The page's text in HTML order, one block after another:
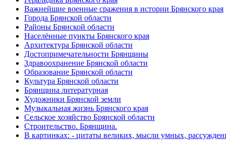
Важнейшие военные сражения в истории Брянского края
Города Брянской области
Районы Брянской области
Населённые пункты Брянского края
Архитектура Брянской области
Достопримечательности Брянщины
Здравоохранение Брянской области
Образование Брянской области
Культура Брянской области
Брянщина литературная
Художники Брянской земли
Музыкальная жизнь Брянского края
Сельское хозяйство Брянской области
Строительство. Брянщина.
В картинках: - цитаты великих, мысли умных,